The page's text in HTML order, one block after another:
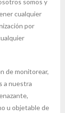
somos y
cualquier
por
de monitorear,
a nuestra
u objetable de